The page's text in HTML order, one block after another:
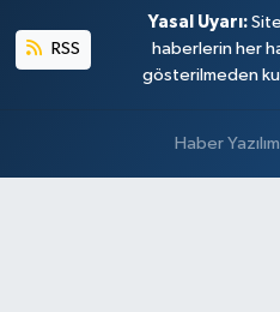
RSS
Yasal Uyarı:
haberlerin her
gösterilmeden
Haber